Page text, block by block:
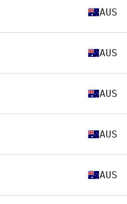
AUS
AUS
AUS
AUS
AUS